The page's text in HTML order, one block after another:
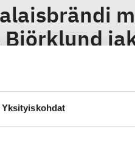
Yksityiskohdat
Björklund